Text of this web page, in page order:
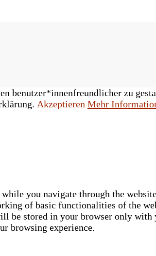
benutzer*innenfreundlicher zu
Akzeptieren Mehr
you navigate through the
of basic functionalities of the
be stored in your browser only
browsing experience.